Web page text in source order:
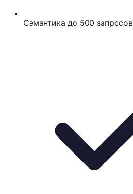
Семантика до 500 запросов